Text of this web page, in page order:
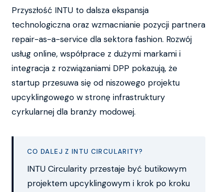
Przyszłość INTU to dalsza ekspansja
technologiczna oraz wzmacnianie pozycji partnera
repair-as-a-service dla sektora fashion. Rozwój
usług online, współprace z dużymi markami i
integracja z rozwiązaniami DPP pokazują, że
startup przesuwa się od niszowego projektu
upcyklingowego w stronę infrastruktury
cyrkularnej dla branży modowej.
CO DALEJ Z INTU CIRCULARITY?
INTU Circularity przestaje być butikowym
projektem upcyklingowym i krok po kroku